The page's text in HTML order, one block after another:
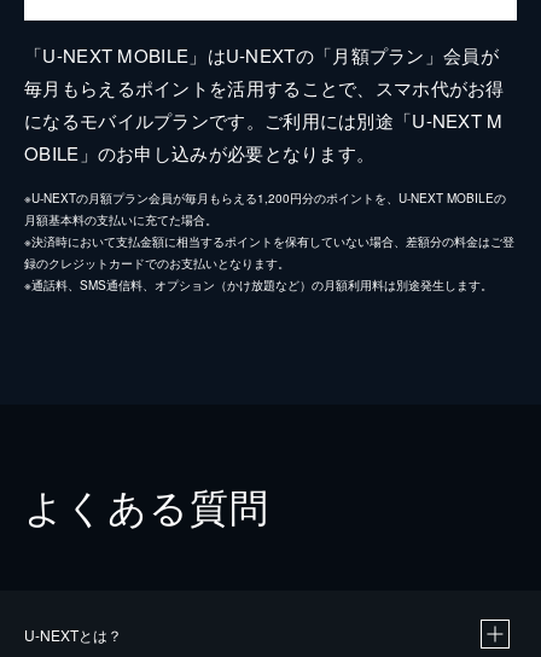
「U-NEXT MOBILE」はU-NEXTの「月額プラン」会員が
毎月もらえるポイントを活用することで、スマホ代がお得
になるモバイルプランです。ご利用には別途「U-NEXT M
OBILE」のお申し込みが必要となります。
※U-NEXTの月額プラン会員が毎月もらえる1,200円分のポイントを、U-NEXT MOBILEの
月額基本料の支払いに充てた場合。
※決済時において支払金額に相当するポイントを保有していない場合、差額分の料金はご登
録のクレジットカードでのお支払いとなります。
※通話料、SMS通信料、オプション（かけ放題など）の月額利用料は別途発生します。
よくある質問
U-NEXTとは？